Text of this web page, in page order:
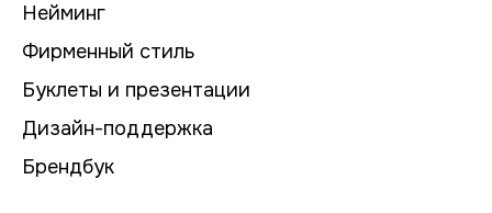
Нейминг
Фирменный стиль
Буклеты и презентации
Дизайн-поддержка
Брендбук